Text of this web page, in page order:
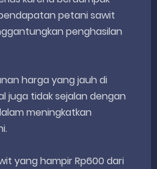
petani sawit
penghasilan
harga yang jauh di
juga tidak sejalan dengan
meningkatkan
yang hampir Rp600 dari